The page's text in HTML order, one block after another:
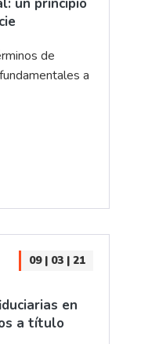
de
a
09 | 03 | 21
en
a título